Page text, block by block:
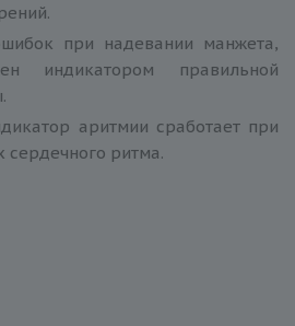
при надевании манжета,
индикатором правильной
аритмии сработает при
ритма.